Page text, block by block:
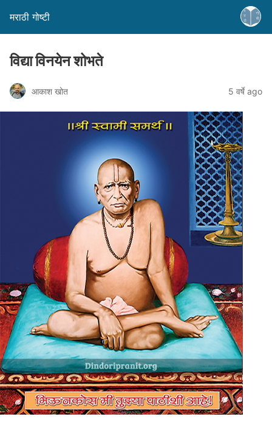
मराठी गोष्टी
विद्या विनयेन शोभते
आकाश खोत 5 वर्षे ago